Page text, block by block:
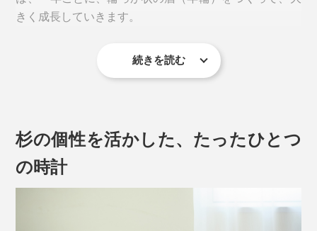
きく成長していきます。
あなたの大切な人が歩んできた“これまで”を讃えて、“こ
れから”の幸せを願う贈り物に、『NENRIN CLOCK』
続きを読む
杉の個性を活かした、たったひとつ
の時計